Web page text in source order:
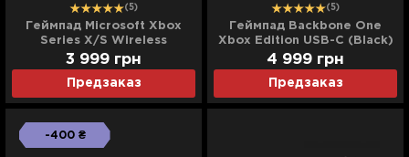
(5)
Геймпад Microsoft Xbox
Series X/S Wireless
Controller Carbon Black +
Wireless Adapter
Предзаказ
3 999 грн
(5)
Геймпад Backbone One
Xbox Edition USB-C (Black)
Предзаказ
4 999 грн
-400 ₴